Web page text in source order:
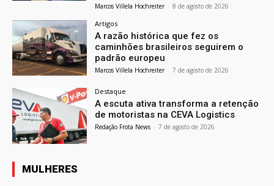
Marcos Villela Hochreiter - 8 de agosto de 2026
Artigos
A razão histórica que fez os
caminhões brasileiros seguirem o
padrão europeu
Marcos Villela Hochreiter - 7 de agosto de 2026
Destaque
A escuta ativa transforma a retenção
de motoristas na CEVA Logistics
Redação Frota News - 7 de agosto de 2026
MULHERES